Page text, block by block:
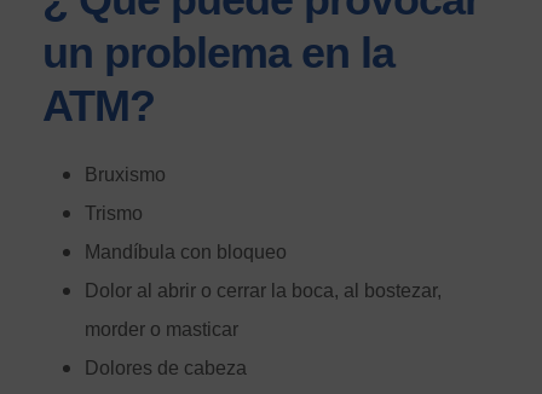
un problema en la
ATM?
Bruxismo
Trismo
Mandíbula con bloqueo
Dolor al abrir o cerrar la boca, al bostezar,
morder o masticar
Dolores de cabeza